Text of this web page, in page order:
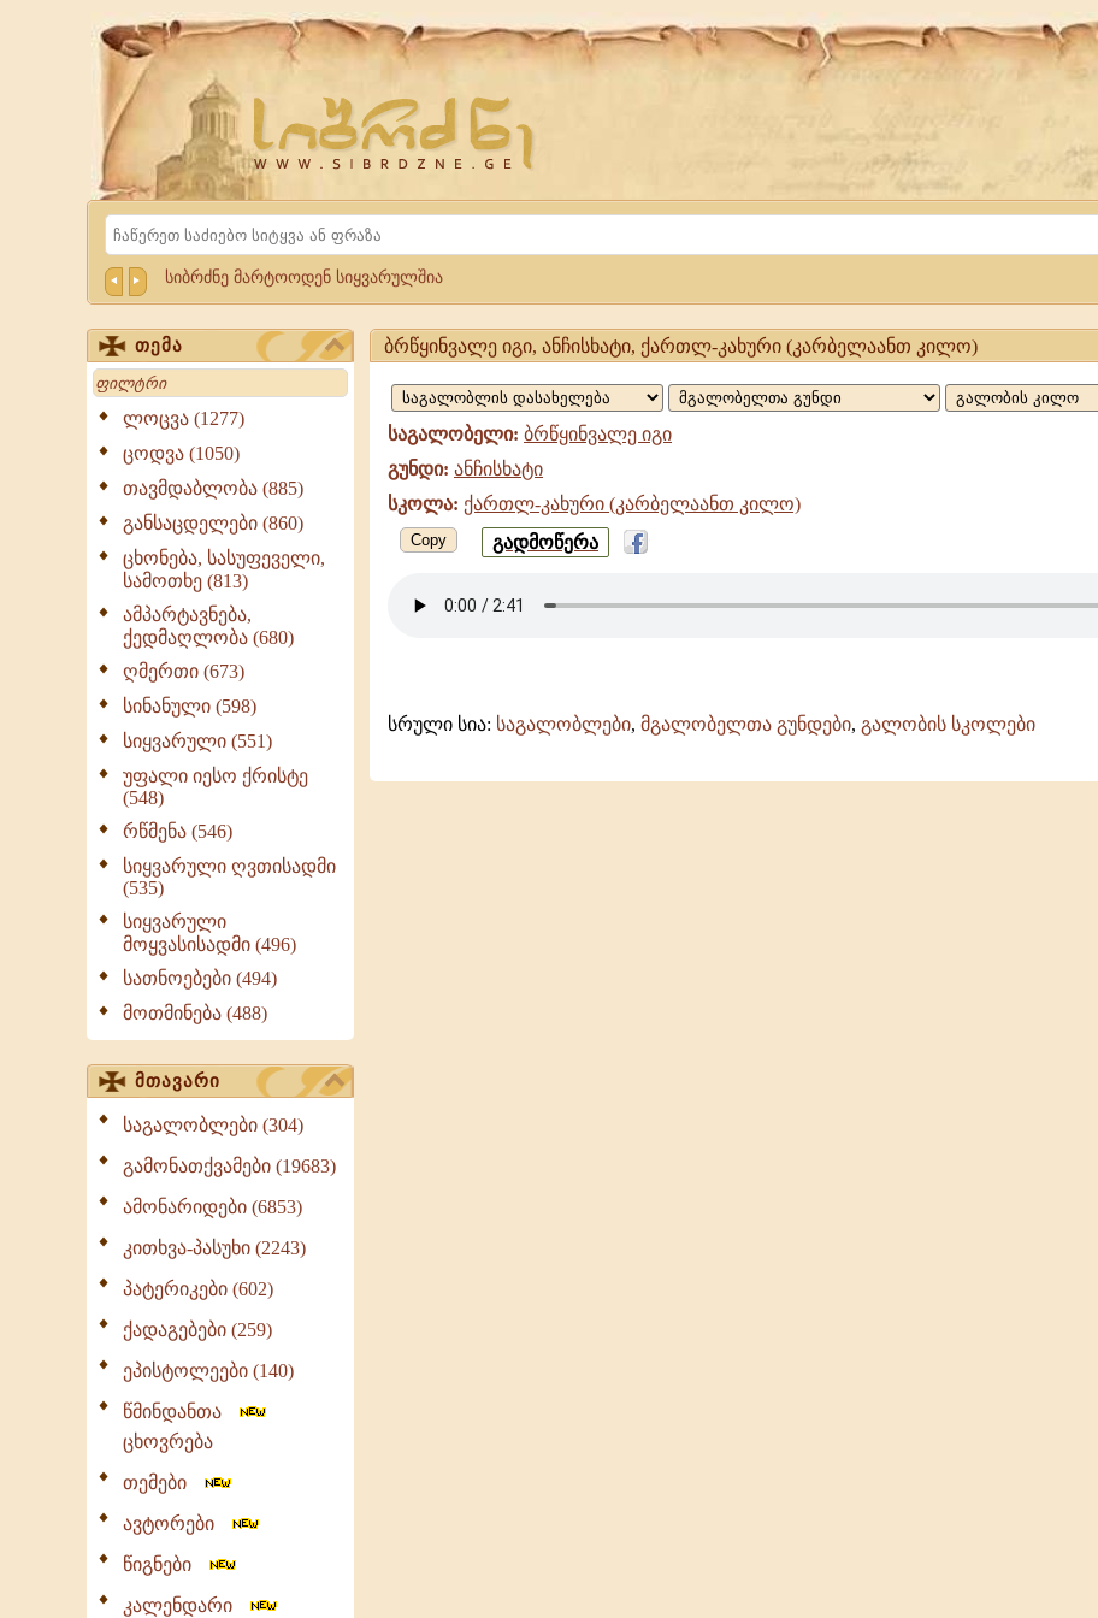
Website
Sibrdzne.ge
Search
სიბრძნე მარტოოდენ სიყვარულშია
თემა
Search
ლოცვა (1277)
ცოდვა (1050)
თავმდაბლობა (885)
განსაცდელები (860)
ცხონება, სასუფეველი,
სამოთხე (813)
ამპარტავნება,
ქედმაღლობა (680)
ღმერთი (673)
სინანული (598)
სიყვარული (551)
უფალი იესო ქრისტე
(548)
რწმენა (546)
სიყვარული ღვთისადმი
(535)
სიყვარული
მოყვასისადმი (496)
სათნოებები (494)
მოთმინება (488)
მთავარი
საგალობლები (304)
გამონათქვამები (19683)
ამონარიდები (6853)
კითხვა-პასუხი (2243)
პატერიკები (602)
ქადაგებები (259)
ეპისტოლეები (140)
წმინდანთა
ცხოვრება
თემები
ავტორები
წიგნები
კალენდარი
ბრწყინვალე
იგი,
ანჩისხატი,
ქართლ-
კახური
ბრწყინვალე იგი, ანჩისხატი, ქართლ-კახური (კარბელაანთ კილო)
საგალობელი: ბრწყინვალე იგი
გუნდი: ანჩისხატი
სკოლა: ქართლ-კახური (კარბელაანთ კილო)
Copy გადმოწერა
სრული სია: საგალობლები, მგალობელთა გუნდები, გალობის სკოლები